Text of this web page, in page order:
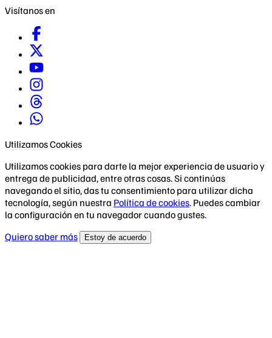
Visítanos en
Utilizamos Cookies
Utilizamos cookies para darte la mejor experiencia de usuario y
entrega de publicidad, entre otras cosas. Si continúas
navegando el sitio, das tu consentimiento para utilizar dicha
tecnología, según nuestra Política de cookies. Puedes cambiar
la configuración en tu navegador cuando gustes.
Quiero saber más
Estoy de acuerdo